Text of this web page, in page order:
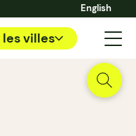
English
villes